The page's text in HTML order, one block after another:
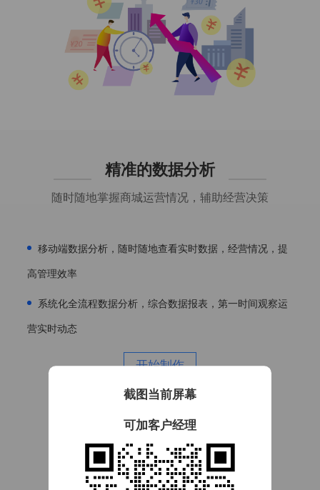
精准的数据分析
随时随地掌握商城运营情况，辅助经营决策
移动端数据分析，随时随地查看实时数据，经营情况，提
高管理效率
系统化全流程数据分析，综合数据报表，第一时间观察运
营实时动态
开始制作
截图当前屏幕
可加客户经理